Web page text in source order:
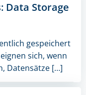
Data Storage
gespeichert
sich, wenn
Datensätze […]